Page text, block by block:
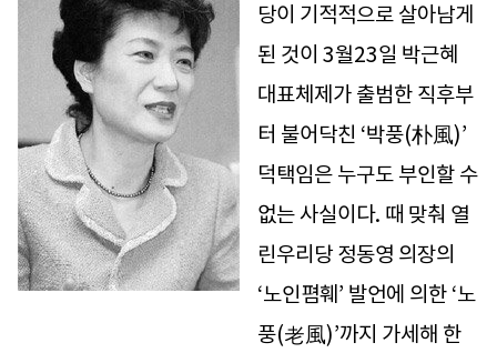
당이 기적적으로 살아남게
된 것이 3월23일 박근혜
대표체제가 출범한 직후부
터 불어닥친 ‘박풍(朴風)’
덕택임은 누구도 부인할 수
없는 사실이다. 때 맞춰 열
린우리당 정동영 의장의
‘노인폄훼’ 발언에 의한 ‘노
풍(老風)’까지 가세해 한